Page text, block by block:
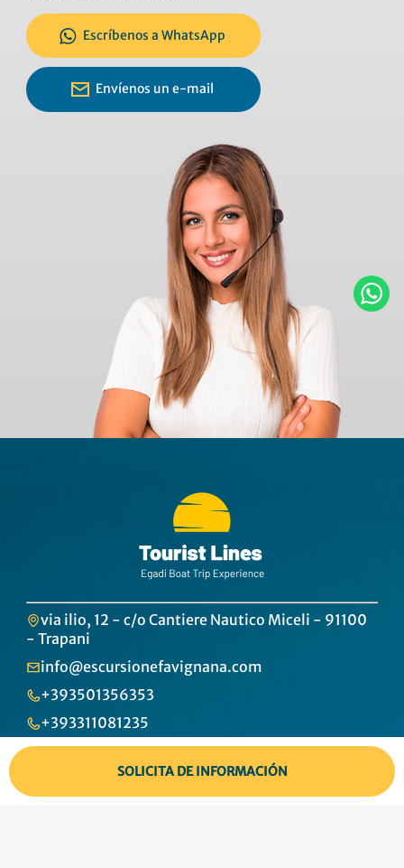
SOLICITA DE INFORMACIÓN
Escríbenos a WhatsApp
Envíenos un e-mail
via ilio, 12 - c/o Cantiere Nautico Miceli - 91100
- Trapani
info@escursionefavignana.com
+393501356353
+393311081235
P.iva IT02683420810
Sitemap